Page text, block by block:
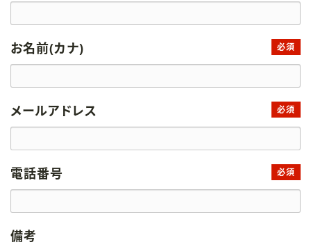
お名前(カナ) 必須
メールアドレス 必須
電話番号 必須
備考